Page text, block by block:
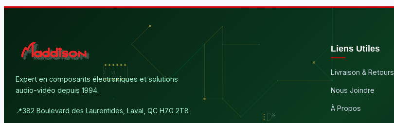
Expert en composants électroniques et solutions
audio-vidéo depuis 1994.
📍382 Boulevard des Laurentides, Laval, QC H7G 2T8
Liens Utiles
Livraison & Retours
Nous Joindre
À Propos